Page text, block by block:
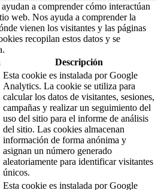
a comprender cómo interactúan
web. Nos ayuda a comprender la
vienen los visitantes y las páginas
recopilan estos datos y se
Descripción
Esta cookie es instalada por Google
Analytics. La cookie se utiliza para
calcular los datos de visitantes, sesiones,
campañas y realizar un seguimiento del
uso del sitio para el informe de análisis
del sitio. Las cookies almacenan
información de forma anónima y
asignan un número generado
aleatoriamente para identificar visitantes
únicos.
Esta cookie es instalada por Google